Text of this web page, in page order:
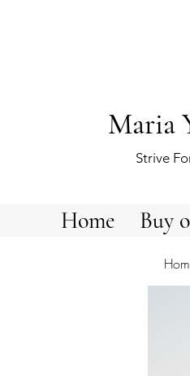
Maria
Strive
Home Buy